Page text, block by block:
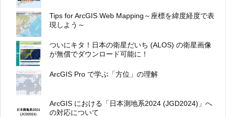
Tips for ArcGIS Web Mapping～座標を緯度経度で表
現しよう～
ついにキタ！日本の衛星だいち (ALOS) の衛星画像
が無償でダウンロード可能に！
ArcGIS Pro で学ぶ「方位」の理解
ArcGIS における「日本測地系2024 (JGD2024)」へ
の対応について